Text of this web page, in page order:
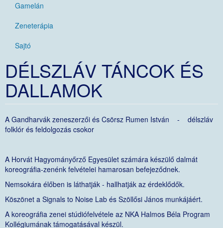
Gamelán
Zeneterápia
Sajtó
DÉLSZLÁV TÁNCOK ÉS
DALLAMOK
A Gandharvák zeneszerzői és Csörsz Rumen István - délszláv
folklór és feldolgozás csokor
A Horvát Hagyományőrző Egyesület számára készülő dalmát
koreográfia-zenénk felvételei hamarosan befejeződnek.
Nemsokára élőben is láthatják - hallhatják az érdeklődők.
Köszönet a Signals to Noise Lab és Szöllősi János munkájáért.
A koreográfia zenei stúdiófelvétele az NKA Halmos Béla Program
Kollégiumának támogatásával készül.